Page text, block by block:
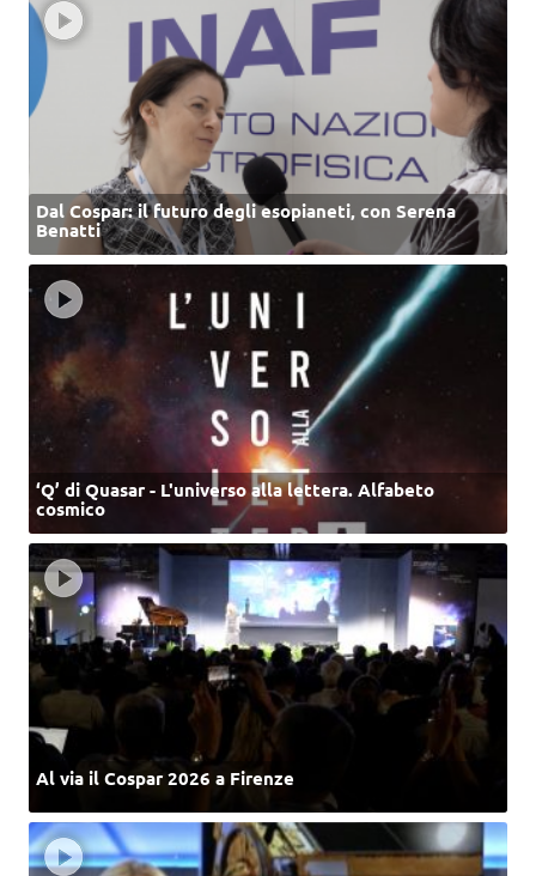
Dal Cospar: il futuro degli esopianeti, con Serena
Benatti
‘Q’ di Quasar - L'universo alla lettera. Alfabeto
cosmico
Al via il Cospar 2026 a Firenze